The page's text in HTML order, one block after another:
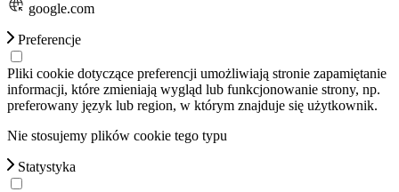
google.com
Preferencje
Pliki cookie dotyczące preferencji umożliwiają stronie zapamiętanie
informacji, które zmieniają wygląd lub funkcjonowanie strony, np.
preferowany język lub region, w którym znajduje się użytkownik.
Nie stosujemy plików cookie tego typu
Statystyka